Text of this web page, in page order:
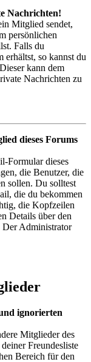
Nachrichten!
Mitglied sendet,
persönlichen
Falls du
erhältst, so kannst du
kann dem
Nachrichten zu
dieses Forums
Formular dieses
die Benutzer, die
sollen. Du solltest
die du bekommen
die Kopfzeilen
Details über den
Der Administrator
ignorierten
Mitglieder des
Freundesliste
Bereich für den